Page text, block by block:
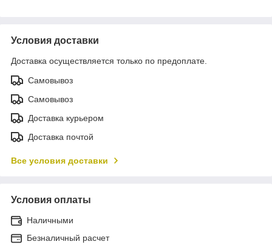
Условия доставки
Доставка осуществляется только по предоплате.
Самовывоз
Самовывоз
Доставка курьером
Доставка почтой
Все условия доставки
Условия оплаты
Наличными
Безналичный расчет